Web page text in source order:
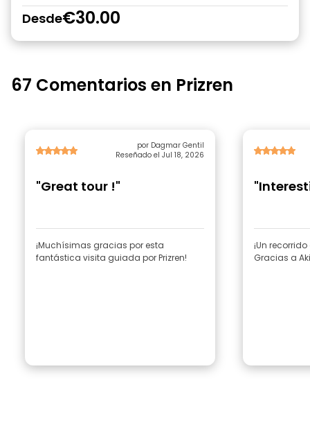
Desde€30.00
67 Comentarios en Prizren
por Dagmar Gentil
Reseñado el Jul 18, 2026
"Great tour !"
¡Muchísimas gracias por esta
fantástica visita guiada por Prizren!
¡Un
Gracias a